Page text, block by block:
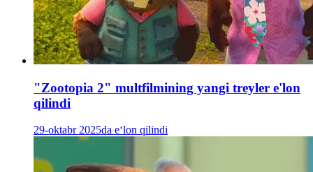
"Zootopia 2" multfilmining yangi treyler e'lon
qilindi
29-oktabr 2025da e‘lon qilindi